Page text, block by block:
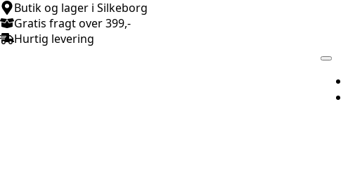
Butik og lager i Silkeborg
Gratis fragt over 399,-
Hurtig levering